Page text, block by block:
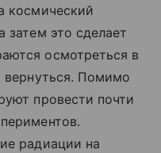
космический
затем это сделает
осмотреться в
вернуться. Помимо
провести почти
радиации на